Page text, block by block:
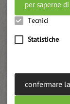
per saperne
Tecnici
Statistiche
confermare